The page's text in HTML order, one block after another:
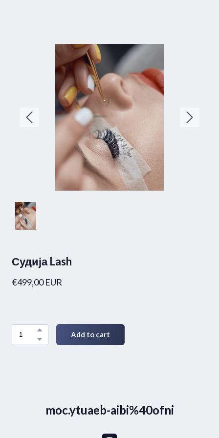
Судија Lash
€499,00 EUR
Add to cart
moc.ytuaeb-aibi%40ofni